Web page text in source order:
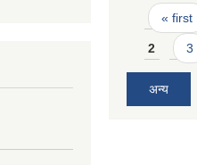
Pages
« first
2 3
अन्य